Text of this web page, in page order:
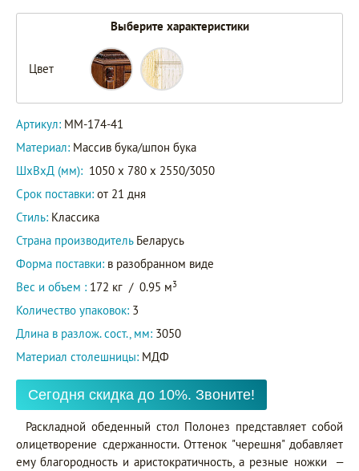
Выберите характеристики
Цвет
Артикул: ММ-174-41
Материал: Массив бука/шпон бука
ШxВxД (мм): 1050 x 780 x 2550/3050
Срок поставки: от 21 дня
Стиль: Классика
Страна производитель Беларусь
Форма поставки: в разобранном виде
Вес и объем : 172 кг / 0.95 м3
Количество упаковок: 3
Длина в разлож. сост., мм: 3050
Материал столешницы: МДФ
Сегодня скидка до 10%. Звоните!
Раскладной обеденный стол Полонез представляет собой
олицетворение сдержанности. Оттенок "черешня" добавляет
ему благородность и аристократичность, а резные ножки –